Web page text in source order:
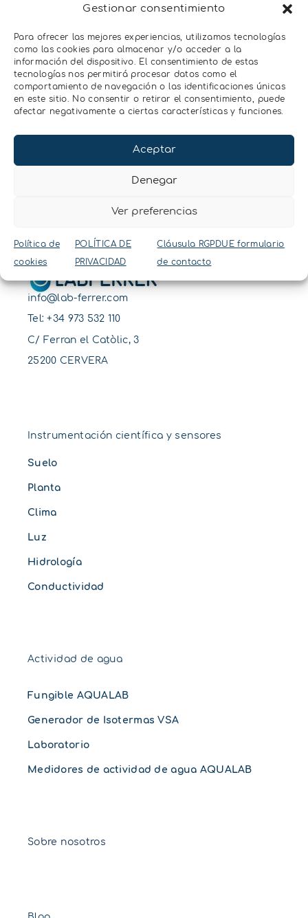
Gestionar consentimiento
Para ofrecer las mejores experiencias, utilizamos tecnologías
como las cookies para almacenar y/o acceder a la
información del dispositivo. El consentimiento de estas
tecnologías nos permitirá procesar datos como el
comportamiento de navegación o las identificaciones únicas
en este sitio. No consentir o retirar el consentimiento, puede
afectar negativamente a ciertas características y funciones.
Aceptar
Denegar
Ver preferencias
Política de
cookies
POLÍTICA DE
PRIVACIDAD
Cláusula RGPDUE formulario
de contacto
He leído y acepto laPolítica de
Privacidadde LabFerrer
Enviar
info@lab-ferrer.com
Tel:+34 973 532 110
C/ Ferran el Catòlic, 3
25200 CERVERA
Instrumentación científica y sensores
Suelo
Planta
Clima
Luz
Hidrología
Conductividad
Actividad de agua
Fungible AQUALAB
Generador de Isotermas VSA
Laboratorio
Medidores de actividad de agua AQUALAB
Sobre nosotros